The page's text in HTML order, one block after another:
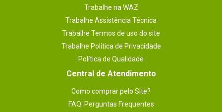
Trabalhe na WAZ
Trabalhe Assistência Técnica
Trabalhe Termos de uso do site
Trabalhe Política de Privacidade
Política de Qualidade
Central de Atendimento
Como comprar pelo Site?
FAQ: Perguntas Frequentes